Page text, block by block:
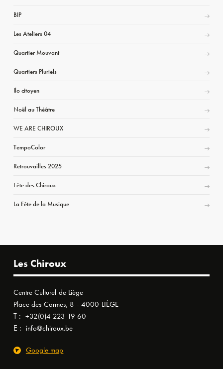
BIP
Les Ateliers 04
Quartier Mouvant
Quartiers Pluriels
Ilo citoyen
Noël au Théâtre
WE ARE CHIROUX
TempoColor
Retrouvailles 2025
Fête des Chiroux
La Fête de la Musique
Les Chiroux
Centre Culturel de Liège
Place des Carmes, 8 - 4000 LIÈGE
T : +32(0)4 223 19 60
E : info@chiroux.be
Google map